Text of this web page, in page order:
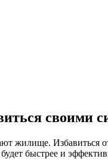
своими
жилище. Избавиться
быстрее и